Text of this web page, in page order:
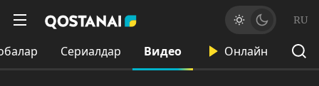
RU
Сериалдар Видео Онлайн